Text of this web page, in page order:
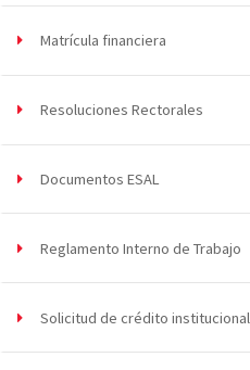
Matrícula financiera
Resoluciones Rectorales
Documentos ESAL
Reglamento Interno de Trabajo
Solicitud de crédito institucional